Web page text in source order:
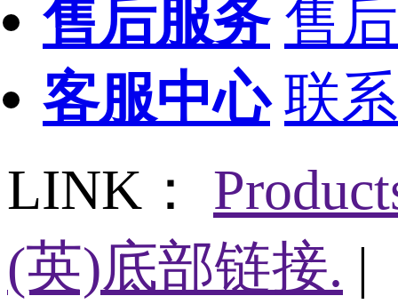
售后服务 售
客服中心 联
LINK：
(英)底部链接. |